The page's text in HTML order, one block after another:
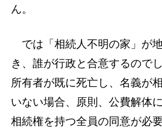
ん。
では「相続人不明の家」が
き、誰が行政と合意するので
所有者が既に死亡し、名義が
いない場合、原則、公費解体
相続権を持つ全員の同意が必